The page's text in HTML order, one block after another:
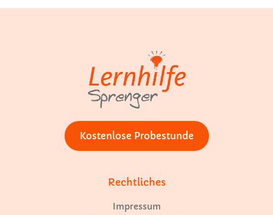
Kostenlose Probestunde
Rechtliches
Impressum